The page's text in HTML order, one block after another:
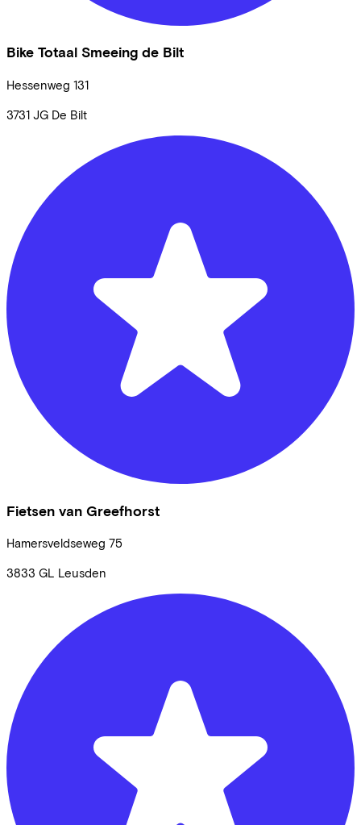
Bike Totaal Smeeing de Bilt
Hessenweg 131
3731 JG De Bilt
Fietsen van Greefhorst
Hamersveldseweg 75
3833 GL Leusden